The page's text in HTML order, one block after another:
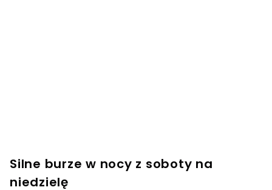
Silne burze w nocy z soboty na
niedzielę